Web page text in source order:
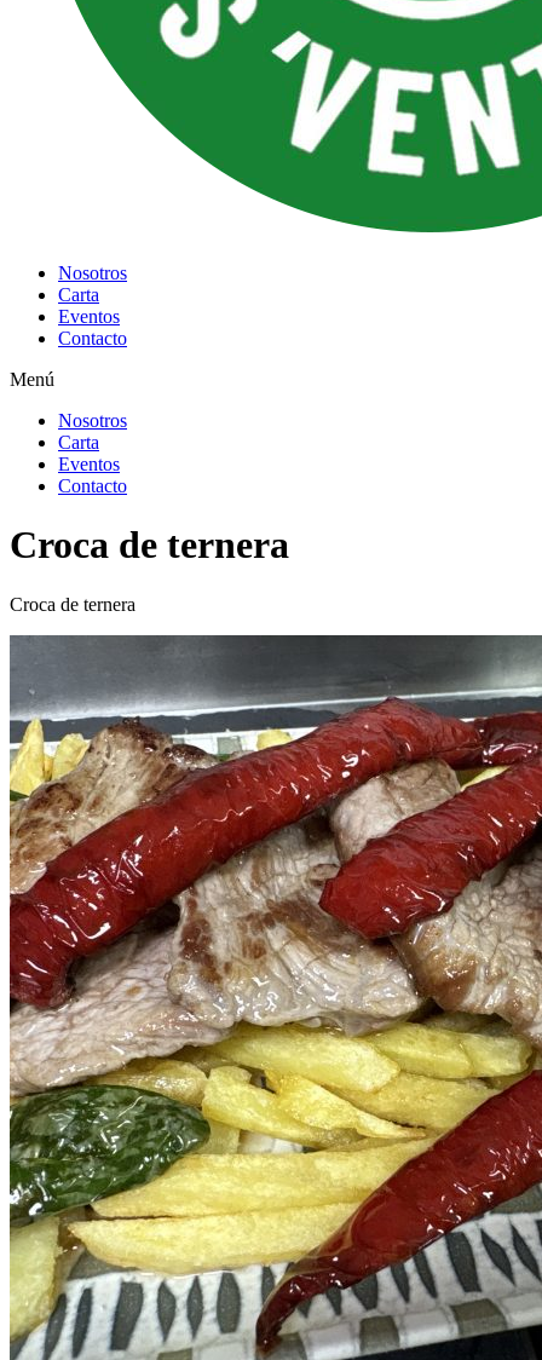
Nosotros
Carta
Eventos
Contacto
Menú
Nosotros
Carta
Eventos
Contacto
Croca de ternera
Croca de ternera